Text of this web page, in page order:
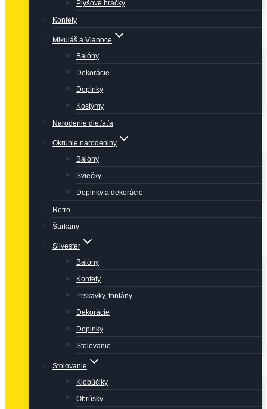
Plyšové hračky
Konfety
Mikuláš a Vianoce
Balóny
Dekorácie
Doplnky
Kostýmy
Narodenie dieťaťa
Okrúhle narodeniny
Balóny
Sviečky
Doplnky a dekorácie
Retro
Šarkany
Silvester
Balóny
Konfety
Prskavky, fontány
Dekorácie
Doplnky
Stolovanie
Stolovanie
Klobúčiky
Obrúsky